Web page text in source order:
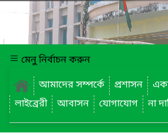
মেনু নির্বাচন করুন
আমাদের সম্পর্কে
প্রশাসন
লাইব্রেরী
আবাসন যোগাযোগ না